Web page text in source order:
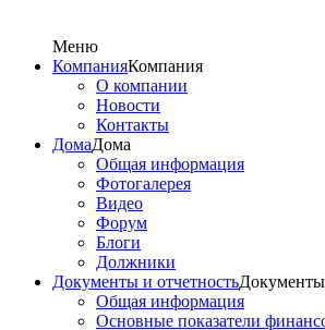
Меню
КомпанияКомпания
О компании
Новости
Контакты
ДомаДома
Общая информация
Фотогалерея
Видео
Форум
Блоги
Должники
Документы и отчетностьДокументы
Общая информация
Основные показатели